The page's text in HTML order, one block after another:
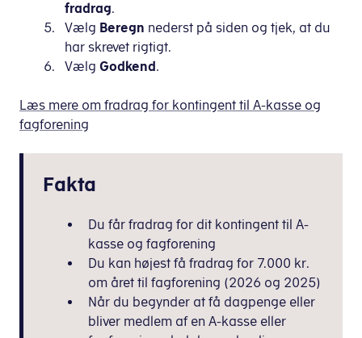
fradrag.
Vælg Beregn nederst på siden og tjek, at du
har skrevet rigtigt.
Vælg Godkend.
Læs mere om fradrag for kontingent til A-kasse og
fagforening
Fakta
Du får fradrag for dit kontingent til A-
kasse og fagforening
Du kan højest få fradrag for 7.000 kr.
om året til fagforening (2026 og 2025)
Når du begynder at få dagpenge eller
bliver medlem af en A-kasse eller